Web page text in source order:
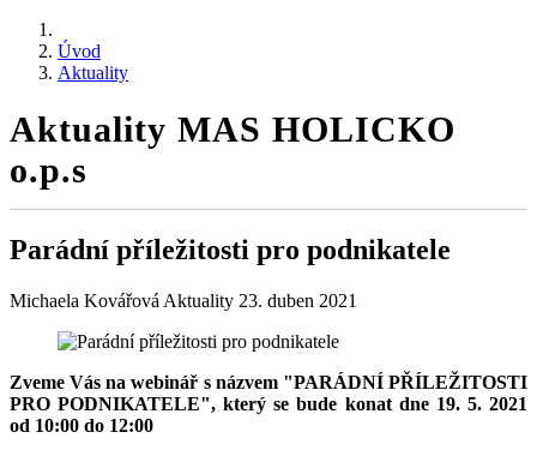
Úvod
Aktuality
Aktuality MAS HOLICKO
o.p.s
Parádní příležitosti pro podnikatele
Michaela Kovářová Aktuality 23. duben 2021
Zveme Vás na webinář s názvem "PARÁDNÍ PŘÍLEŽITOSTI
PRO PODNIKATELE", který se bude konat dne 19. 5. 2021
od 10:00 do 12:00